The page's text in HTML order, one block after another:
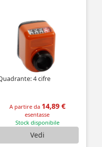
4 cifre
A partire da 14,89 €
esentasse
Stock disponibile
Vedi